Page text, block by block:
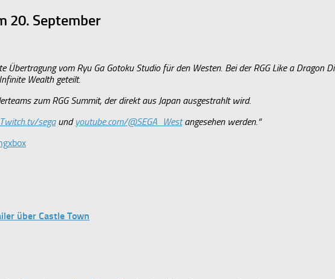
20. September
Übertragung vom Ryu Ga Gotoku Studio für den Westen. Bei der RGG Like a Dragon
Wealth geteilt.
zum RGG Summit, der direkt aus Japan ausgestrahlt wird.
Twitch.tv/segaund youtube.com/@SEGA_Westangesehen werden.“
xbox
über Castle Town